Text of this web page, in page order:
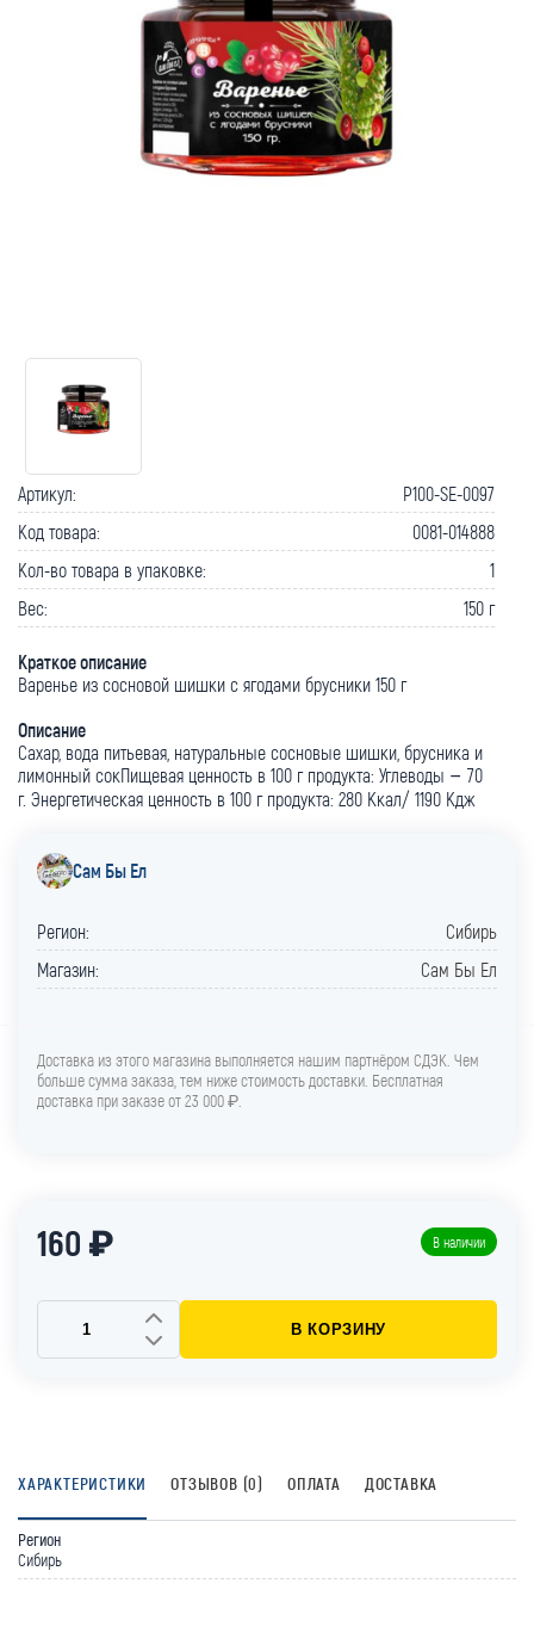
Артикул:
P100-SE-0097
Код товара:
0081-014888
Кол-во товара в упаковке:
1
Вес:
150 г
Краткое описание
Варенье из сосновой шишки с ягодами брусники 150 г
Описание
Сахар, вода питьевая, натуральные сосновые шишки, брусника и
лимонный сокПищевая ценность в 100 г продукта: Углеводы – 70
г. Энергетическая ценность в 100 г продукта: 280 Ккал/ 1190 Кдж
Сам Бы Ел
Регион:
Сибирь
Магазин:
Сам Бы Ел
Доставка из этого магазина выполняется нашим партнёром СДЭК. Чем
больше сумма заказа, тем ниже стоимость доставки. Бесплатная
доставка при заказе от 23 000 ₽.
160 ₽ В наличии
В КОРЗИНУ
ХАРАКТЕРИСТИКИ ОТЗЫВОВ (0) ОПЛАТА ДОСТАВКА
Регион
Сибирь